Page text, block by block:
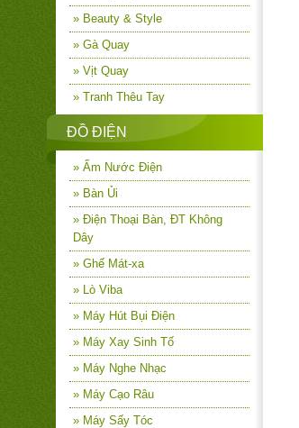
» Beauty & Style
» Gà Quay
» Vịt Quay
» Tranh Thêu Tay
ĐỒ ĐIỆN
» Ấm Nước Điện
» Bàn Ủi
» Điện Thoại Bàn, ĐT Không
Dây
» Ghế Mát-xa
» Lò Viba
» Máy Hút Bụi Điện
» Máy Xay Sinh Tố
» Máy Nghe Nhạc
» Máy Cạo Râu
» Máy Sấy Tóc